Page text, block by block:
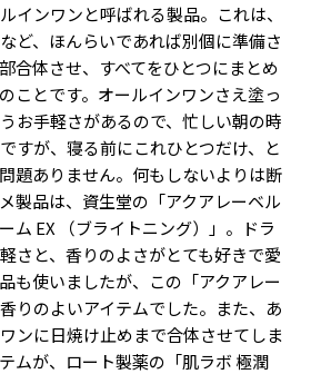
インワンと呼ばれる製品。これは、
ど、ほんらいであれば別個に準備さ
合体させ、すべてをひとつにまとめ
ことです。オールインワンさえ塗っ
お手軽さがあるので、忙しい朝の時
すが、寝る前にこれひとつだけ、と
題ありません。何もしないよりは断
製品は、資生堂の「アクアレーベル
ム EX （ブライトニング）」。ドラ
さと、香りのよさがとても好きで愛
も使いましたが、この「アクアレー
りのよいアイテムでした。また、あ
ンに日焼け止めまで合体させてしま
ムが、ロート製薬の「肌ラボ 極潤